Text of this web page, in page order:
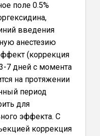
поле 0.5%
введения
анестезию
(коррекция
7 дней с момента
на протяжении
период
для
эффекта. С
коррекция